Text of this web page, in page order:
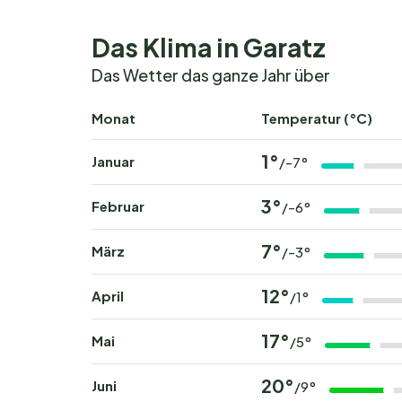
Privatsphäre und gleichzeitig ein
Privat-Sanitär. Haustiere sind willkommen,
Die Umgebung entdecken
Die Region rund um Walch's Camping &
Entdecke die schönen Wander- und
Besuche lokale Dorfmärkte und kulturelle
kannst du Schlittschuhlaufen oder
Buche deinen
Möchtest du mit Vogelgezwitscher
deinen Platz bei Walch's Camping & Landhaus
nicht zu lange – beliebte Reisezeiten sind
Das Klima in Garatz
Das Wetter das ganze Jahr über
Monat Temperatur (°C)
Januar 1°/-7°
Februar 3°/-6°
März 7°/-3°
April 12°/1°
Mai 17°/5°
Juni 20°/9°